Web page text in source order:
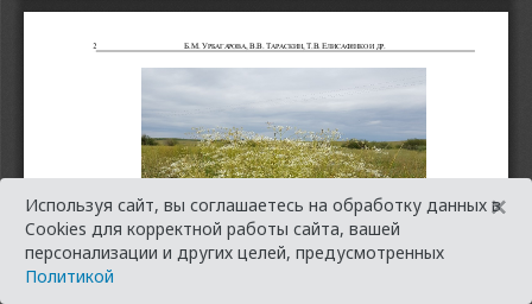
Используя сайт, вы соглашаетесь на обработку данных в
Cookies для корректной работы сайта, вашей
персонализации и других целей, предусмотренных
Политикой
×